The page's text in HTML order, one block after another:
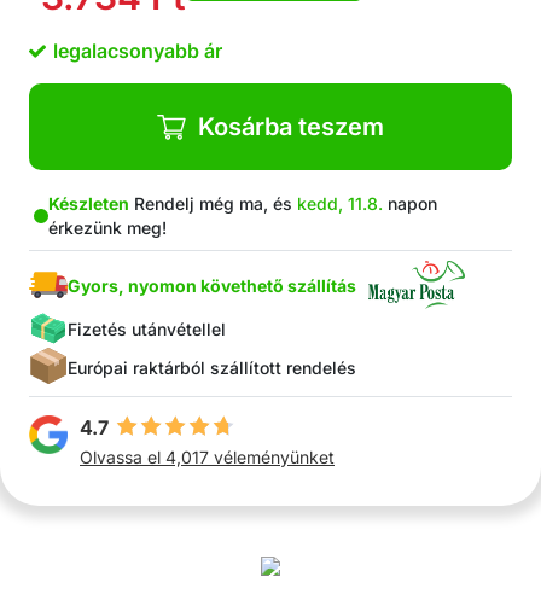
Ergonomikus fogantyú a kényelmes fogásért
A henger eltávolítja a szőrt a kanapéról, autóból,
ruhákról stb.
Újrafelhasználható
Nincs szükség elemre vagy áramforrásra
Tartós eszköz
Könnyen tisztítható henger használat után
A Csomag Tartalma: 1x kétoldalas kefe az
aljszőrzet és a szőrtörmelék eltávolítására, 1x
szőreltávolító henger
legalacsonyabb ár
Kosárba teszem
Készleten Rendelj még ma, és kedd, 11.8. napon
érkezünk meg!
Gyors, nyomon követhető szállítás
Fizetés utánvétellel
Európai raktárból szállított rendelés
4.7
Olvassa el 4,017 véleményünket